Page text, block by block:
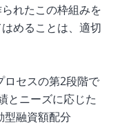
れたこの枠組みを
めることは、適切
ロセスの第2段階で
とニーズに応じた
型融資額配分